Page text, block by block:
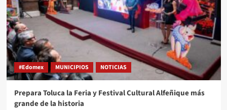
#Edomex MUNICIPIOS NOTICIAS
Prepara Toluca la Feria y Festival Cultural Alfeñique más
grande de la historia